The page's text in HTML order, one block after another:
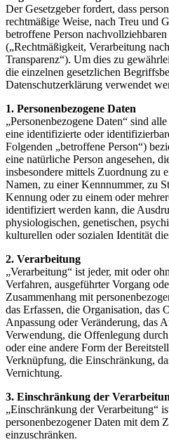
Der Gesetzgeber fordert, dass
rechtmäßige Weise, nach Treu und
betroffene Person
(„Rechtmäßigkeit, Verarbeitung
Transparenz“). Um dies zu
die einzelnen gesetzlichen
Datenschutzerklärung verwendet
1. Personenbezogene Daten
„Personenbezogene Daten“ sind
eine identifizierte oder
Folgenden „betroffene Person“)
eine natürliche Person angesehen,
insbesondere mittels Zuordnung zu
Namen, zu einer Kennnummer, zu
Kennung oder zu einem oder
identifiziert werden kann, die
physiologischen, genetischen,
kulturellen oder sozialen Identität
2. Verarbeitung
„Verarbeitung“ ist jeder, mit oder
Verfahren, ausgeführter Vorgang
Zusammenhang mit
das Erfassen, die Organisation, das
Anpassung oder Veränderung, das
Verwendung, die Offenlegung
oder eine andere Form der
Verknüpfung, die Einschränkung,
Vernichtung.
3. Einschränkung der
„Einschränkung der Verarbeitung“
personenbezogener Daten mit dem
einzuschränken.